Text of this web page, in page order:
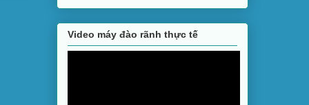
Video máy đào rãnh thực tế